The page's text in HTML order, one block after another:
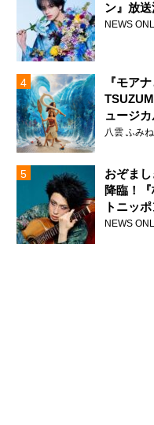
ン』放送
NEWS
『モア
ュージ
声を響
八雲 ふみね
おぞま
降臨！
トニッ
NEWS